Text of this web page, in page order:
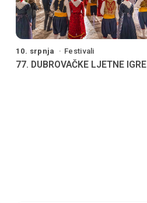
10. srpnja Festivali
77. DUBROVAČKE LJETNE IGRE